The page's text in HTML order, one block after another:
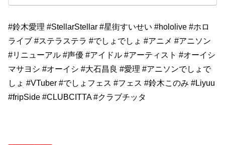
#鈴木愛理 #StellarStellar #星街すいせい #hololive #ホロ
ライブ #ステラステラ #でしょでしょ #アニメ #アニソン
#リニューアル #声優 #アイドル #アーティスト #オーイシ
マサヨシ #オーイシ #大石昌良 #愛理 #アニソンでしょで
しょ #VTuber #でしょフェス #フェス #鈴木このみ #Liyuu
#fripSide #CLUBCITTA #クラブチッタ